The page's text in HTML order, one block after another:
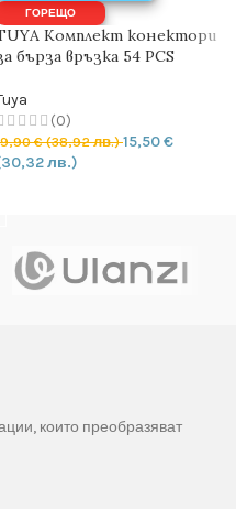
ГОРЕЩО
Комплект конектори
бърза връзка 54 PCS
(0)
€(38,92 лв.)15,50€
лв.)
които преобразяват